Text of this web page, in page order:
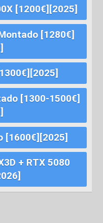
[1200€][2025]
[1280€]
[1300-1500€]
[1600€][2025]
+ RTX 5080